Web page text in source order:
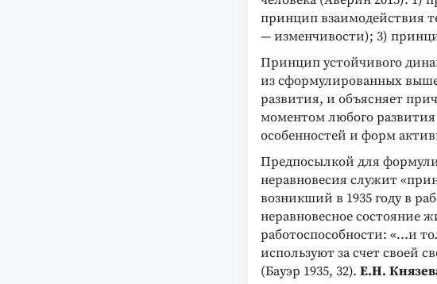
принцип взаимодействия
— изменчивости); 3)
Принцип устойчивого
из сформулированных
развития, и объясняет
моментом любого
особенностей и форм
Предпосылкой для
неравновесия служит
возникший в 1935 году в
неравновесное состояние
работоспособности: «...и
используют за счет своей
(Бауэр 1935, 32). Е.Н.